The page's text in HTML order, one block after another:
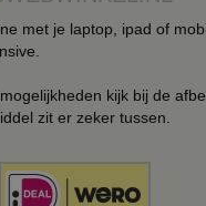
met je laptop, ipad of
kijk bij de
zit er zeker tussen.